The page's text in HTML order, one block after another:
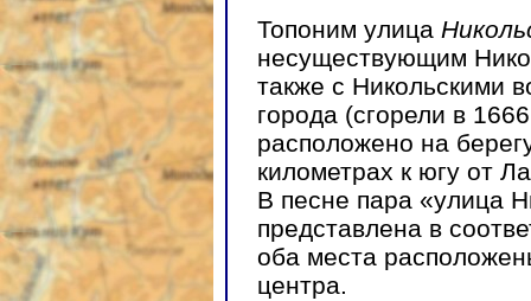
Топоним улица
несуществующим
также с Никольскими
города (сгорели в
расположено на
километрах к югу от
В песне пара «улица
представлена в
оба места
центра.